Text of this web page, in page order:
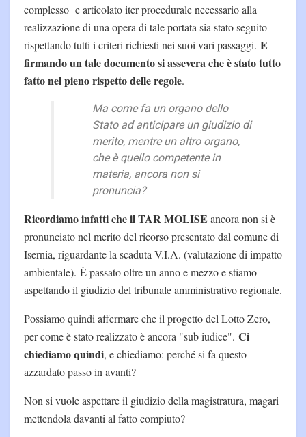
complesso e articolato iter procedurale necessario alla
realizzazione di una opera di tale portata sia stato seguito
rispettando tutti i criteri richiesti nei suoi vari passaggi. E
firmando un tale documento si assevera che è stato tutto
fatto nel pieno rispetto delle regole.
Ma come fa un organo dello
Stato ad anticipare un giudizio di
merito, mentre un altro organo,
che è quello competente in
materia, ancora non si
pronuncia?
Ricordiamo infatti che il TAR MOLISE ancora non si è
pronunciato nel merito del ricorso presentato dal comune di
Isernia, riguardante la scaduta V.I.A. (valutazione di impatto
ambientale). È passato oltre un anno e mezzo e stiamo
aspettando il giudizio del tribunale amministrativo regionale.
Possiamo quindi affermare che il progetto del Lotto Zero,
per come è stato realizzato è ancora "sub iudice". Ci
chiediamo quindi, e chiediamo: perché si fa questo
azzardato passo in avanti?
Non si vuole aspettare il giudizio della magistratura, magari
mettendola davanti al fatto compiuto?